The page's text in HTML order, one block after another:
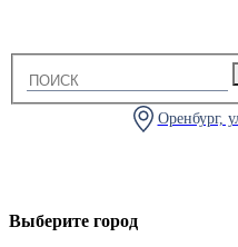
Оренбург,
Выберите город